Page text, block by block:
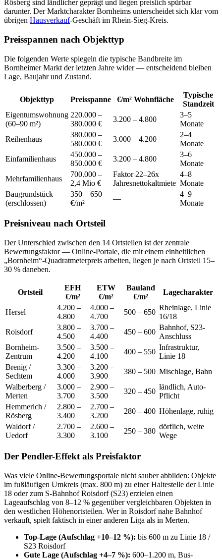
Rösberg sind ländlicher geprägt und liegen preislich spürbar
darunter. Der Marktcharakter Bornheims unterscheidet sich klar vom
übrigen Hausverkauf-Geschäft im Rhein-Sieg-Kreis.
Preisspannen nach Objekttyp
Die folgenden Werte spiegeln die typische Bandbreite im
Bornheimer Markt der letzten Jahre wider — entscheidend bleiben
Lage, Baujahr und Zustand.
Objekttyp Preisspanne €/m² Wohnfläche
Typische
Standzeit
Eigentumswohnung
(60–90 m²)
220.000 –
380.000 €
3.200 – 4.800
3–5
Monate
Reihenhaus
380.000 –
580.000 €
3.000 – 4.200
2–4
Monate
Einfamilienhaus
450.000 –
850.000 €
3.200 – 4.800
3–6
Monate
Mehrfamilienhaus
700.000 –
2,4 Mio €
Faktor 22–26x
Jahresnettokaltmiete
4–8
Monate
Baugrundstück
(erschlossen)
350 – 650
€/m²
—
4–9
Monate
Preisniveau nach Ortsteil
Der Unterschied zwischen den 14 Ortsteilen ist der zentrale
Bewertungsfaktor — Online-Portale, die mit einem einheitlichen
„Bornheim“-Quadratmeterpreis arbeiten, liegen je nach Ortsteil 15–
30 % daneben.
Ortsteil
EFH
€/m²
ETW
€/m²
Bauland
€/m²
Lagecharakter
Hersel
4.200 –
4.800
4.000 –
4.700
500 – 650
Rheinlage, Linie
16/18
Roisdorf
3.800 –
4.500
3.700 –
4.400
450 – 600
Bahnhof, S23-
Anschluss
Bornheim-
Zentrum
3.500 –
4.200
3.500 –
4.100
400 – 550
Infrastruktur,
Linie 18
Brenig /
Sechtem
3.300 –
4.000
3.200 –
3.900
380 – 500 Mischlage, Bahn
Walberberg /
Merten
3.000 –
3.700
2.900 –
3.500
320 – 450
ländlich, Auto-
Pflicht
Hemmerich /
Rösberg
2.800 –
3.400
2.700 –
3.200
280 – 400 Höhenlage, ruhig
Waldorf /
Uedorf
2.700 –
3.300
2.600 –
3.100
250 – 380
dörflich, weite
Wege
Der Pendler-Effekt als Preisfaktor
Was viele Online-Bewertungsportale nicht sauber abbilden: Objekte
im fußläufigen Umkreis (max. 800 m) zu einer Haltestelle der Linie
18 oder zum S-Bahnhof Roisdorf (S23) erzielen einen
Lageaufschlag von 8–12 % gegenüber vergleichbaren Objekten in
den westlichen Höhenortsteilen. Wer in Roisdorf nahe Bahnhof
verkauft, spielt faktisch in einer anderen Liga als in Merten.
Top-Lage (Aufschlag +10–12 %): bis 600 m zu Linie 18 /
S23 Roisdorf
Gute Lage (Aufschlag +4–7 %): 600–1.200 m, Bus-